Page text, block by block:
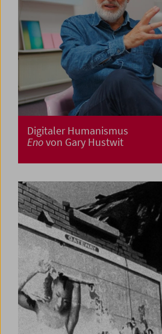
Digitaler Humanismus
Enovon Gary Hustwit